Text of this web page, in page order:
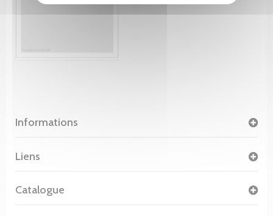
Informations
Liens
Catalogue